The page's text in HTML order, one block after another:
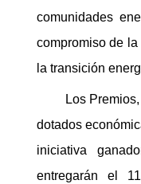
comunidades
compromiso de
la transición
Los
dotados
iniciativa
entregarán el